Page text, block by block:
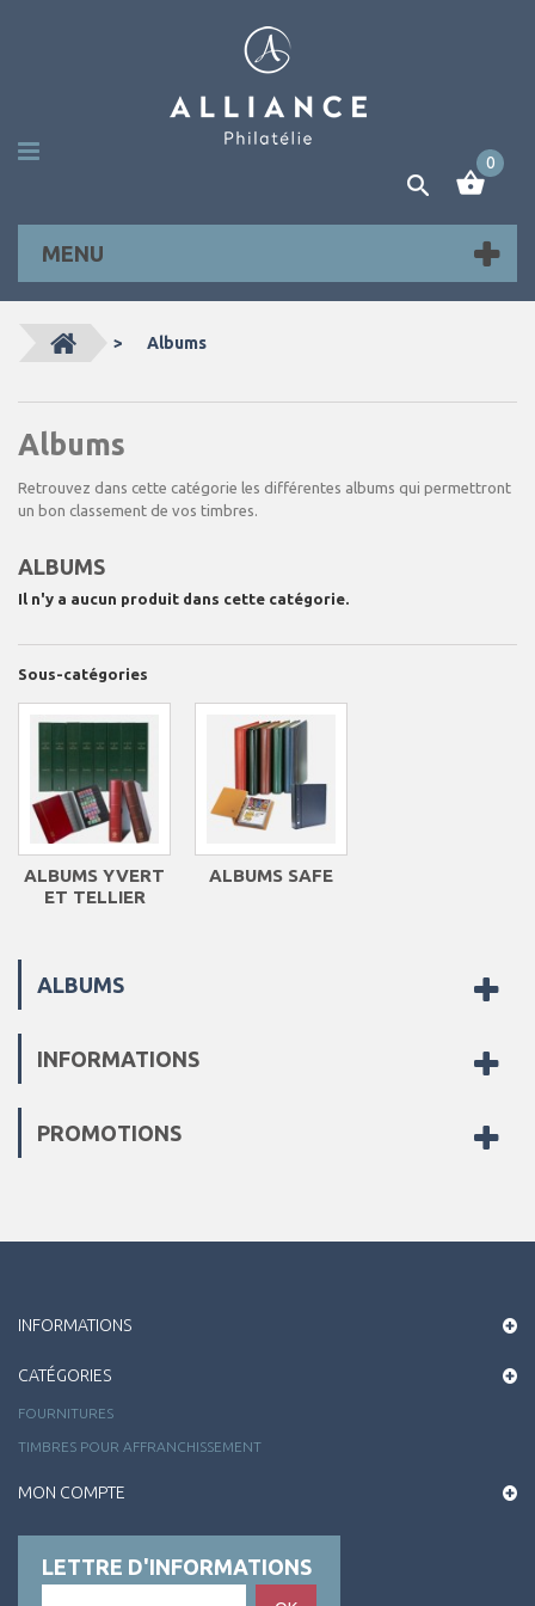
0
MENU
> Albums
Albums
Retrouvez dans cette catégorie les différentes albums qui permettront
un bon classement de vos timbres.
ALBUMS
Il n'y a aucun produit dans cette catégorie.
Sous-catégories
ALBUMS YVERT
ET TELLIER
ALBUMS SAFE
ALBUMS
INFORMATIONS
PROMOTIONS
INFORMATIONS
CATÉGORIES
FOURNITURES
TIMBRES POUR AFFRANCHISSEMENT
MON COMPTE
LETTRE D'INFORMATIONS